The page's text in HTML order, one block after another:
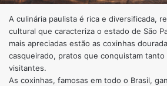
A culinária paulista é rica e diversificada,
cultural que caracteriza o estado de São
mais apreciadas estão as coxinhas
casqueirado, pratos que conquistam
visitantes.
As coxinhas, famosas em todo o Brasil,